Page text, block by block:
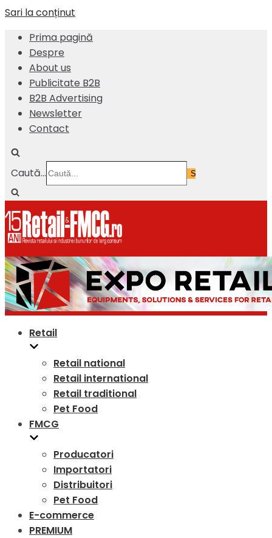
Sari la conținut
Prima pagină
Despre
About us
Publicitate B2B
B2B Advertising
Newsletter
Contact
Caută...
Retail
Retail national
Retail international
Retail traditional
Pet Food
FMCG
Producatori
Importatori
Distribuitori
Pet Food
E-commerce
PREMIUM